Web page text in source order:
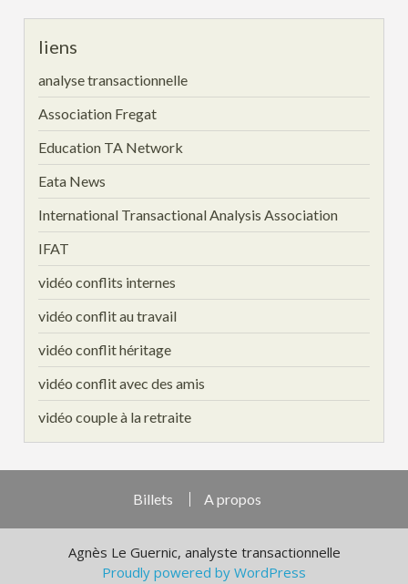
liens
analyse transactionnelle
Association Fregat
Education TA Network
Eata News
International Transactional Analysis Association
IFAT
vidéo conflits internes
vidéo conflit au travail
vidéo conflit héritage
vidéo conflit avec des amis
vidéo couple à la retraite
Billets A propos
Agnès Le Guernic, analyste transactionnelle
Proudly powered by WordPress